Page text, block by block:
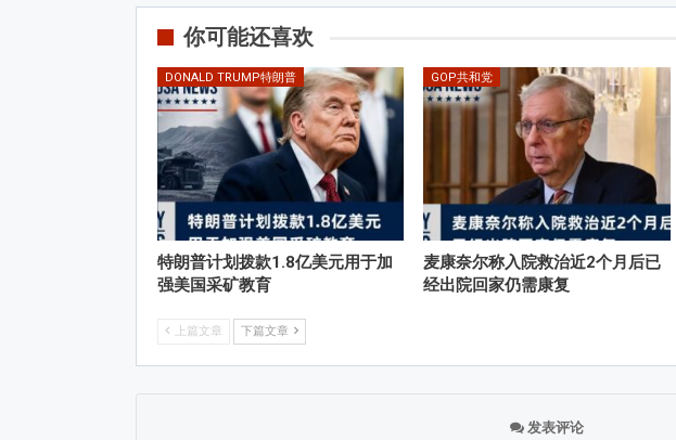
你可能还喜欢
DONALD TRUMP特朗普
特朗普计划拨款1.8亿美元用于加
强美国采矿教育
GOP共和党
麦康奈尔称入院救治近2个月后已
经出院回家仍需康复
上篇文章 下篇文章
发表评论